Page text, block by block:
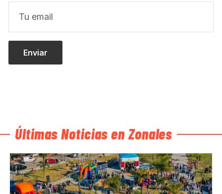
Últimas Noticias en Zonales